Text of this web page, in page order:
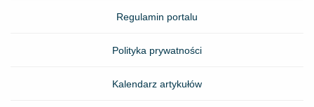
Regulamin portalu
Polityka prywatności
Kalendarz artykułów